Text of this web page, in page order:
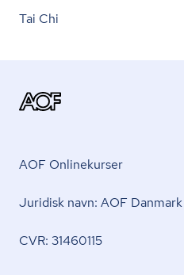
Tai Chi
AOF Onlinekurser
Juridisk navn: AOF Danmark
CVR: 31460115